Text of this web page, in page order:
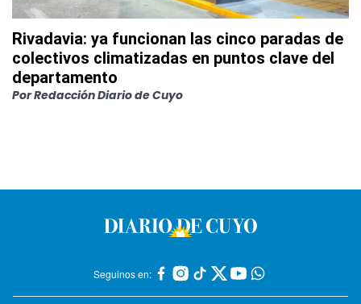
Rivadavia: ya funcionan las cinco paradas de
colectivos climatizadas en puntos clave del
departamento
PorRedacción Diario de Cuyo
Seguinos en: